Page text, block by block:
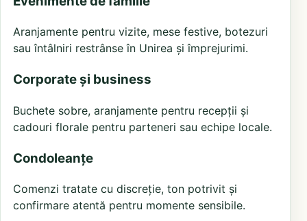
Aranjamente pentru vizite, mese festive, botezuri
sau întâlniri restrânse în Unirea și împrejurimi.
Corporate și business
Buchete sobre, aranjamente pentru recepții și
cadouri florale pentru parteneri sau echipe locale.
Condoleanțe
Comenzi tratate cu discreție, ton potrivit și
confirmare atentă pentru momente sensibile.